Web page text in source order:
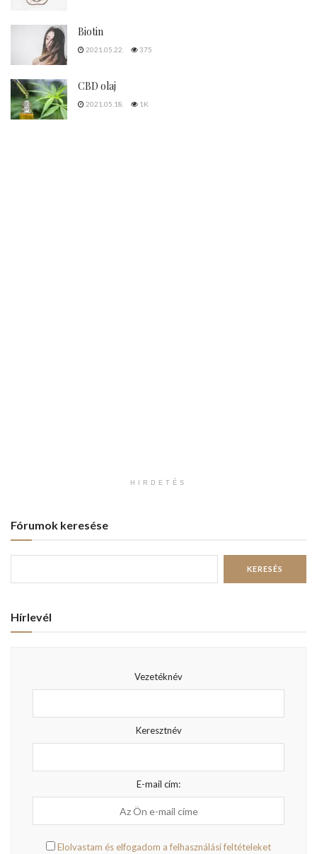
Biotin
2021.05.22. 375
CBD olaj
2021.05.18. 1K
HIRDETÉS
Fórumok keresése
Hírlevél
Vezetéknév
Keresztnév
E-mail cím:
Elolvastam és elfogadom a felhasználási feltételeket